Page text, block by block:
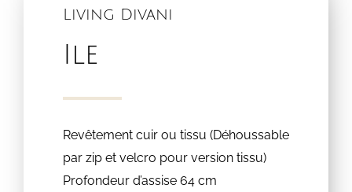
Living Divani
Ile
Revêtement cuir ou tissu (Déhoussable
par zip et velcro pour version tissu)
Profondeur d’assise 64 cm